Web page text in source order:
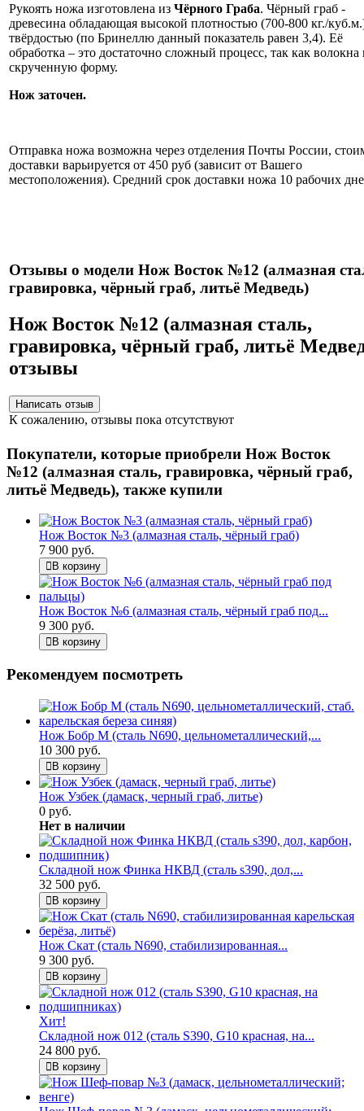
Рукоять ножа изготовлена из Чёрного Граба. Чёрный граб -
древесина обладающая высокой плотностью (700-800 кг./
твёрдостью (по Бринеллю данный показатель равен 3,4). Её
обработка – это достаточно сложный процесс, так как
скрученную форму.
Нож заточен.
Отправка ножа возможна через отделения Почты России,
доставки варьируется от 450 руб (зависит от Вашего
местоположения). Средний срок доставки ножа 10 рабочих
Отзывы о модели Нож Восток №12 (алмазная
гравировка, чёрный граб, литьё Медведь)
Нож Восток №12 (алмазная сталь,
гравировка, чёрный граб, литьё
отзывы
К сожалению, отзывы пока отсутствуют
Покупатели, которые приобрели Нож Восток
№12 (алмазная сталь, гравировка, чёрный граб,
литьё Медведь), также купили
Нож Восток №3 (алмазная сталь, чёрный граб)
7 900 руб.
В корзину
Нож Восток №6 (алмазная сталь, чёрный граб под...
9 300 руб.
В корзину
Рекомендуем посмотреть
Нож Бобр М (сталь N690, цельнометаллический,...
10 300 руб.
В корзину
Нож Узбек (дамаск, черный граб, литье)
0 руб.
Нет в наличии
Складной нож Финка НКВД (сталь s390, дол,...
32 500 руб.
В корзину
Нож Скат (сталь N690, стабилизированная...
9 300 руб.
В корзину
Хит!
Складной нож 012 (сталь S390, G10 красная, на...
24 800 руб.
В корзину